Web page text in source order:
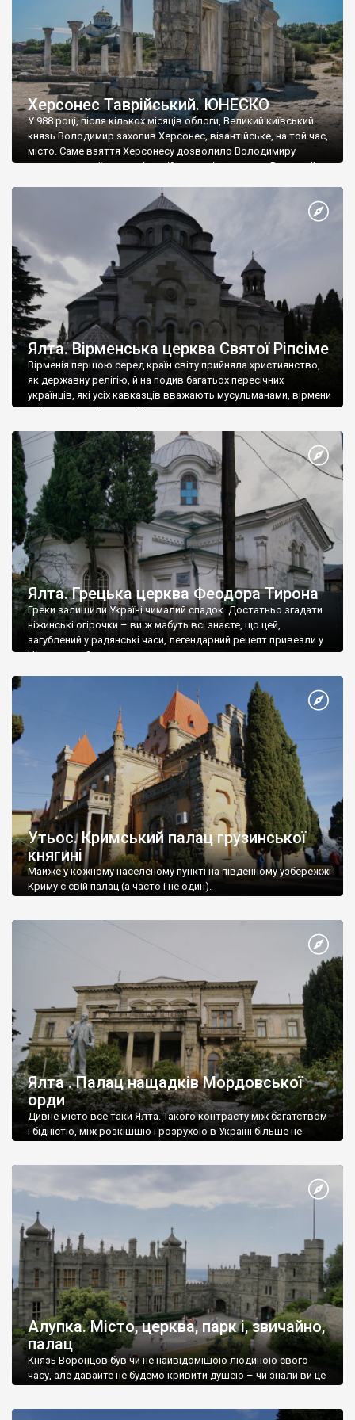
Херсонес Таврійський. ЮНЕСКО
У 988 році, після кількох місяців облоги, Великий київський
князь Володимир захопив Херсонес, візантійське, на той час,
місто. Саме взяття Херсонесу дозволило Володимиру
диктувати свої умови візантійському імператору Василю ІІ, та
Херсонесі Володимир-язичник, став Василем-християнином.
А потім було Хрещення Русі. На честь Херсонесу Таврійського
Ялта. Вірменська церква Святої Ріпсіме
Вірменія першою серед країн світу прийняла християнство,
як державну релігію, й на подив багатьох пересічних
українців, які усіх кавказців вважають мусульманами, вірмени
є відданими вірянами Христа
Ялта. Грецька церква Феодора Тирона
Греки залишили Україні чималий спадок. Достатньо згадати
ніжинські огірочки – ви ж мабуть всі знаєте, що цей,
загублений у радянські часи, легендарний рецепт привезли у
Ніжин греки?
Утьос. Кримський палац грузинської
княгині
Майже у кожному населеному пункті на південному узбережжі
Криму є свій палац (а часто і не один).
Ялта . Палац нащадків Мордовської
орди
Дивне місто все таки Ялта. Такого контрасту між багатством
і бідністю, між розкішшю і розрухою в Україні більше не
Алупка. Місто, церква, парк і, звичайно,
палац
Князь Воронцов був чи не найвідомішою людиною свого
часу, але давайте не будемо кривити душею – чи знали ви це